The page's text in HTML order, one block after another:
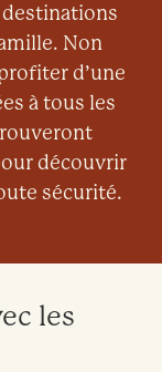
destinations
Non
d’une
à tous les
découvrir
sécurité.
les